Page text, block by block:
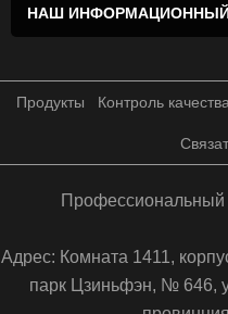
НАШ
Продукты Контроль качества
Профессиональный
Адрес: Комната 1411,
парк Цзиньфэн, № 646,